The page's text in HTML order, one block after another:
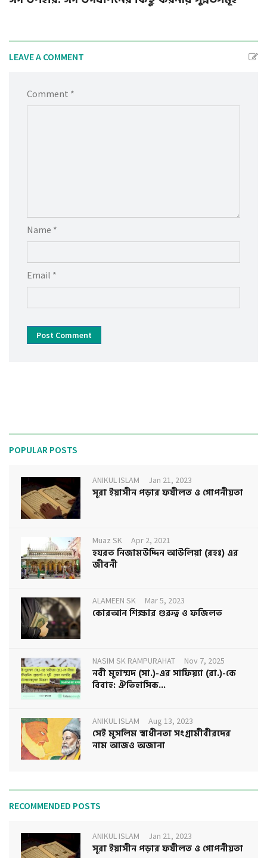
LEAVE A COMMENT
Comment *
Name *
Email *
Post Comment
POPULAR POSTS
ANIKUL ISLAM Jan 21, 2023
সূরা ইয়াসীন পড়ার ফযীলত ও গোপনীয়তা
Muaz SK Apr 2, 2021
হযরত নিজামউদ্দিন আউলিয়া (রহঃ) এর
জীবনী
ALAMEEN SK Mar 5, 2023
কোরআন শিক্ষার গুরুত্ব ও ফজিলত
NASIM SK RAMPURAHAT Nov 7, 2025
নবী মুহাম্মদ (সা.)-এর সাফিয়্যা (রা.)-কে
বিবাহ: ঐতিহাসিক...
ANIKUL ISLAM Aug 13, 2023
সেই মুসলিম স্বাধীনতা সংগ্রামীবীরদের
নাম আজও অজানা
RECOMMENDED POSTS
ANIKUL ISLAM Jan 21, 2023
সূরা ইয়াসীন পড়ার ফযীলত ও গোপনীয়তা